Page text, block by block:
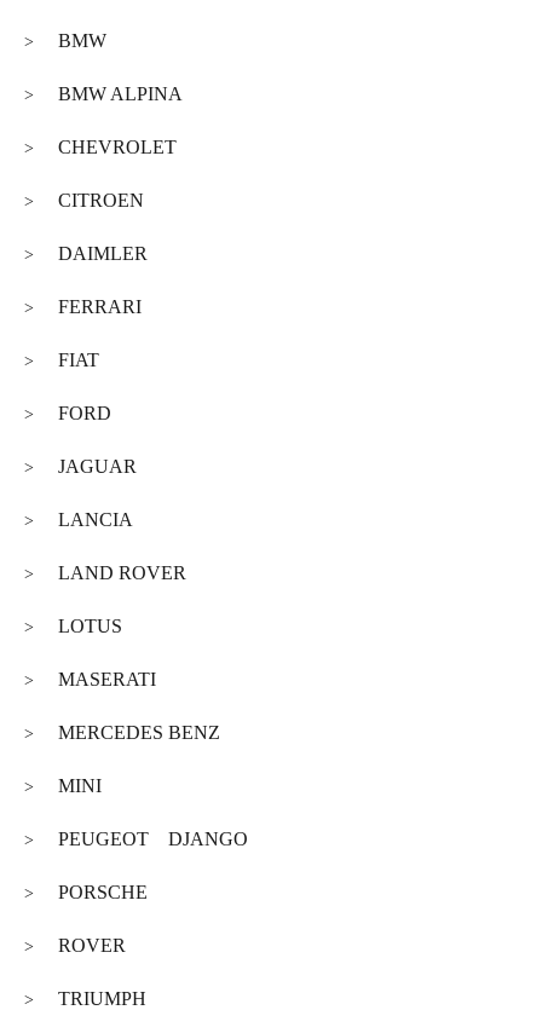
> BMW
> BMW ALPINA
> CHEVROLET
> CITROEN
> DAIMLER
> FERRARI
> FIAT
> FORD
> JAGUAR
> LANCIA
> LAND ROVER
> LOTUS
> MASERATI
> MERCEDES BENZ
> MINI
> PEUGEOT DJANGO
> PORSCHE
> ROVER
> TRIUMPH